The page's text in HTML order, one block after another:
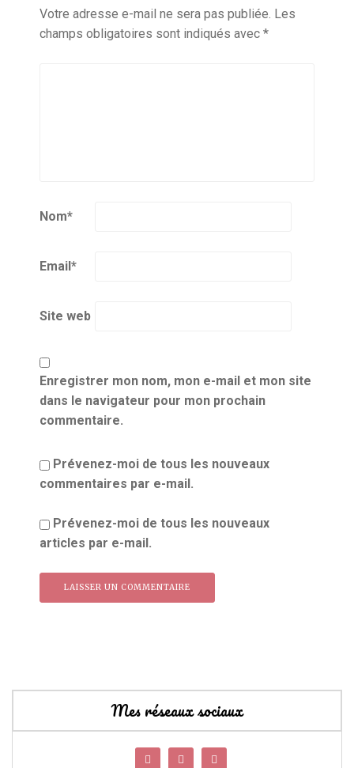
Votre adresse e-mail ne sera pas publiée. Les
champs obligatoires sont indiqués avec *
Nom*
Email*
Site web
Enregistrer mon nom, mon e-mail et mon site
dans le navigateur pour mon prochain
commentaire.
Prévenez-moi de tous les nouveaux
commentaires par e-mail.
Prévenez-moi de tous les nouveaux
articles par e-mail.
Mes réseaux sociaux